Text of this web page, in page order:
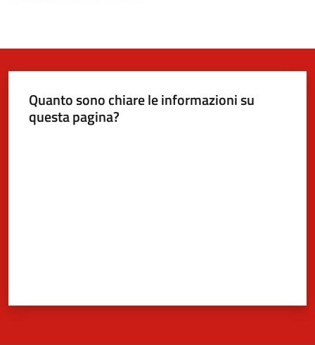
Quanto sono chiare le informazioni su
questa pagina?